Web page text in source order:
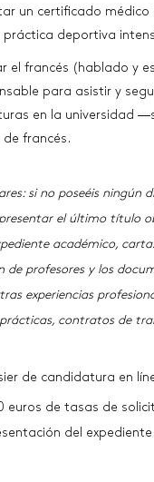
un certificado
práctica deportiva
el francés (hablado y
para asistir y
en la universidad
de francés.
si no poseéis ningún
el último título
académico,
de profesores y los
experiencias
contratos de
de candidatura en
euros de tasas de
del expediente.